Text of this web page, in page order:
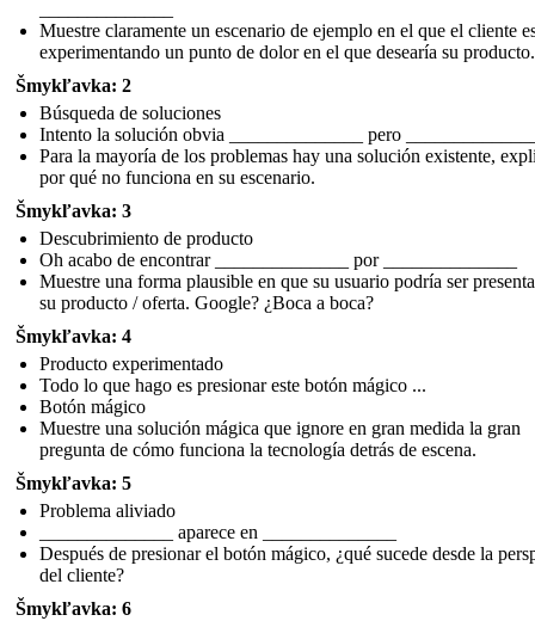
Muestre claramente un escenario de ejemplo en el que el cliente
experimentando un punto de dolor en el que desearía su producto.
Šmykľavka: 2
Búsqueda de soluciones
Intento la solución obvia ______________ pero
Para la mayoría de los problemas hay una solución existente,
por qué no funciona en su escenario.
Šmykľavka: 3
Descubrimiento de producto
Oh acabo de encontrar ______________ por ______________
Muestre una forma plausible en que su usuario podría ser
su producto / oferta. Google? ¿Boca a boca?
Šmykľavka: 4
Producto experimentado
Todo lo que hago es presionar este botón mágico ...
Botón mágico
Muestre una solución mágica que ignore en gran medida la gran
pregunta de cómo funciona la tecnología detrás de escena.
Šmykľavka: 5
Problema aliviado
______________ aparece en ______________
Después de presionar el botón mágico, ¿qué sucede desde la
del cliente?
Šmykľavka: 6